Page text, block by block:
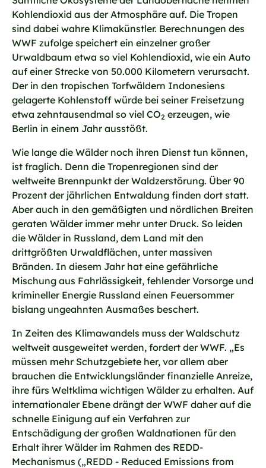
Kohlendioxid aus der Atmosphäre auf. Die Tropen
sind dabei wahre Klimakünstler. Berechnungen des
WWF zufolge speichert ein einzelner großer
Urwaldbaum etwa so viel Kohlendioxid, wie ein Auto
auf einer Strecke von 50.000 Kilometern verursacht.
Der in den tropischen Torfwäldern Indonesiens
gelagerte Kohlenstoff würde bei seiner Freisetzung
etwa zehntausendmal so viel CO2 erzeugen, wie
Berlin in einem Jahr ausstößt.
Wie lange die Wälder noch ihren Dienst tun können,
ist fraglich. Denn die Tropenregionen sind der
weltweite Brennpunkt der Waldzerstörung. Über 90
Prozent der jährlichen Entwaldung finden dort statt.
Aber auch in den gemäßigten und nördlichen Breiten
geraten Wälder immer mehr unter Druck. So leiden
die Wälder in Russland, dem Land mit den
drittgrößten Urwaldflächen, unter massiven
Bränden. In diesem Jahr hat eine gefährliche
Mischung aus Fahrlässigkeit, fehlender Vorsorge und
krimineller Energie Russland einen Feuersommer
bislang ungeahnten Ausmaßes beschert.
In Zeiten des Klimawandels muss der Waldschutz
weltweit ausgeweitet werden, fordert der WWF. „Es
müssen mehr Schutzgebiete her, vor allem aber
brauchen die Entwicklungsländer finanzielle Anreize,
ihre fürs Weltklima wichtigen Wälder zu erhalten. Auf
internationaler Ebene drängt der WWF daher auf die
schnelle Einigung auf ein Verfahren zur
Entschädigung der großen Waldnationen für den
Erhalt ihrer Wälder im Rahmen des REDD-
Mechanismus („REDD - Reduced Emissions from